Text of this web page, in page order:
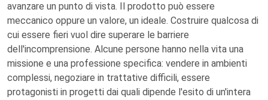
avanzare un punto di vista. Il prodotto può essere
meccanico oppure un valore, un ideale. Costruire qualcosa di
cui essere fieri vuol dire superare le barriere
dell'incomprensione. Alcune persone hanno nella vita una
missione e una professione specifica: vendere in ambienti
complessi, negoziare in trattative difficili, essere
protagonisti in progetti dai quali dipende l'esito di un'intera